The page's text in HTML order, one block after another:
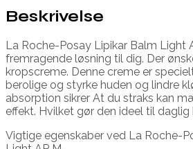
Beskrivelse
La Roche-Posay Lipikar Balm Light
fremragende løsning til dig. Der
kropscreme. Denne creme er
berolige og styrke huden og lindre
absorption sikrer At du straks kan
effekt. Hvilket gør den ideel til daglig
Vigtige egenskaber ved La Roche-